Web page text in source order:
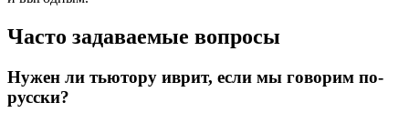
Часто задаваемые вопросы
Нужен ли тьютору иврит, если мы говорим по-
русски?